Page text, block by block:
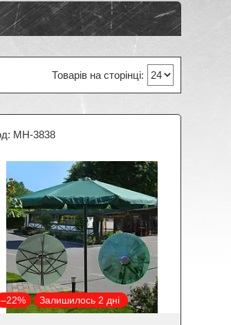
MH-3838
–22% Залишилось 2 дні